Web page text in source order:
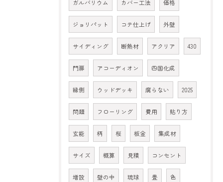
ガルバリウム カバー工法 価格
ジョリパット コテ仕上げ 外壁
サイディング 断熱材 アクリア 430
門扉 アコーディオン 四国化成
縁側 ウッドデッキ 腐らない 2025
問題 フローリング 費用 貼り方
玄能 柄 桜 板金 集成材
サイズ 概算 見積 コンセント
増設 壁の中 琉球 畳 色